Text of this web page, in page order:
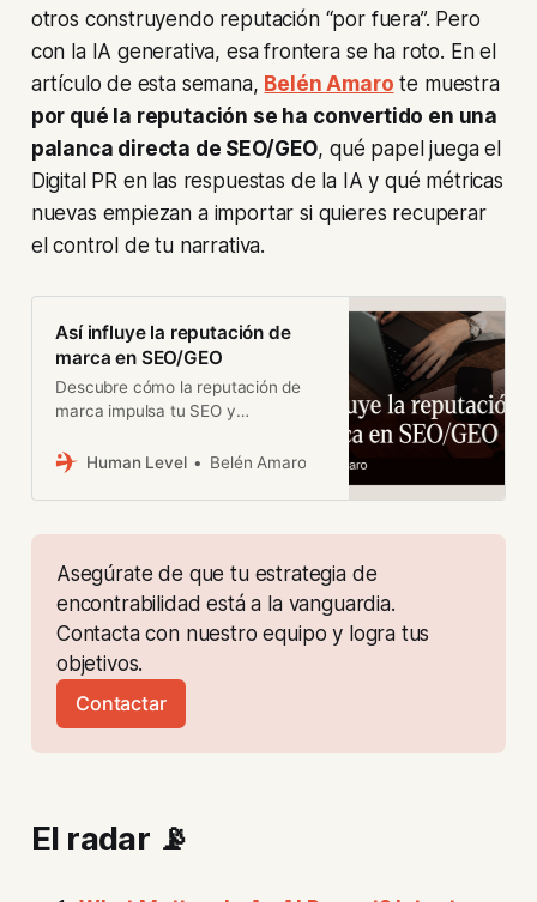
otros construyendo reputación “por fuera”. Pero
con la IA generativa, esa frontera se ha roto. En el
artículo de esta semana, Belén Amaro te muestra
por qué la reputación se ha convertido en una
palanca directa de SEO/GEO, qué papel juega el
Digital PR en las respuestas de la IA y qué métricas
nuevas empiezan a importar si quieres recuperar
el control de tu narrativa.
Así influye la reputación de
marca en SEO/GEO
Descubre cómo la reputación de
marca impulsa tu SEO y
PR, gana citas y mejora tu
Human Level Belén Amaro
Asegúrate de que tu estrategia de
encontrabilidad está a la vanguardia.
Contacta con nuestro equipo y logra tus
objetivos.
Contactar
El radar 📡